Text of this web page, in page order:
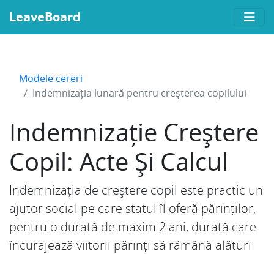
LeaveBoard
Modele cereri
Indemnizația lunară pentru creșterea copilului
Indemnizație Creștere
Copil: Acte Și Calcul
Indemnizația de creștere copil este practic un
ajutor social pe care statul îl oferă părinților,
pentru o durată de maxim 2 ani, durată care
încurajează viitorii părinți să rămână alături